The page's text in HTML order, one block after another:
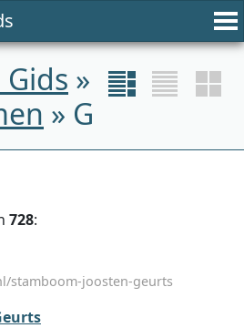
»
» G
728:
stamboom-joosten-geurts